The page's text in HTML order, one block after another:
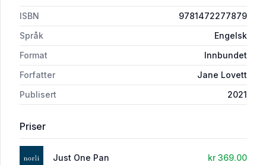
ISBN
9781472277879
Språk
Engelsk
Format
Innbundet
Forfatter
Jane Lovett
Publisert
2021
Priser
Just One Pan kr 369.00